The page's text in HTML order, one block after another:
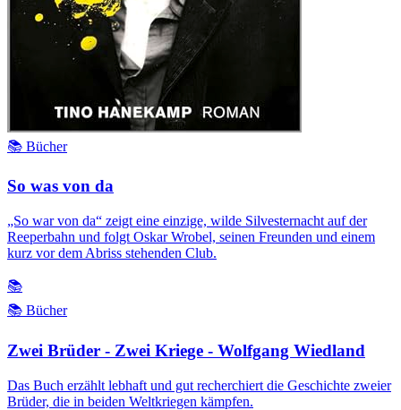
📚 Bücher
So was von da
„So war von da“ zeigt eine einzige, wilde Silvesternacht auf der
Reeperbahn und folgt Oskar Wrobel, seinen Freunden und einem
kurz vor dem Abriss stehenden Club.
📚
📚 Bücher
Zwei Brüder - Zwei Kriege - Wolfgang Wiedland
Das Buch erzählt lebhaft und gut recherchiert die Geschichte zweier
Brüder, die in beiden Weltkriegen kämpfen.